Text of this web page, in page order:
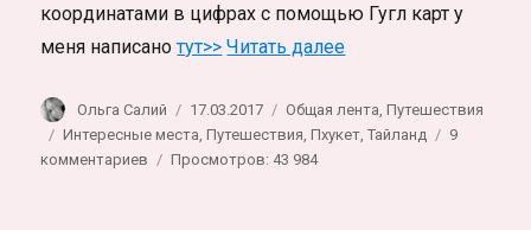
координатами в цифрах с помощью Гугл карт у
меня написанотут>> Читать далее«Что посмотреть на
Автор
Ольга Салий Опубликовано
17.03.2017 Рубрики
Общая лента ,Путешествия
Метки
Интересные места ,Путешествия ,Пхукет ,Тайланд
9
комментариев
Просмотров: 43 984